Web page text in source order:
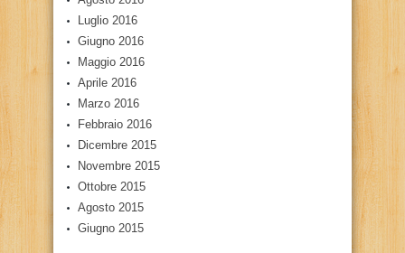
Luglio 2016
Giugno 2016
Maggio 2016
Aprile 2016
Marzo 2016
Febbraio 2016
Dicembre 2015
Novembre 2015
Ottobre 2015
Agosto 2015
Giugno 2015